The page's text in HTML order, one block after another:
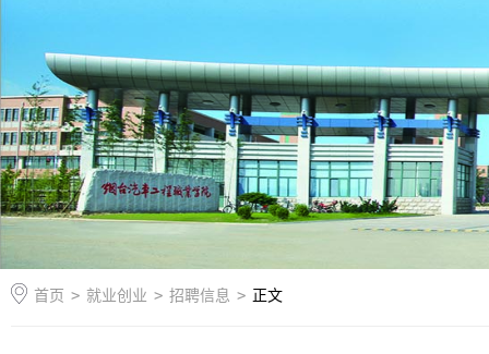
首页 > 就业创业 > 招聘信息 > 正文